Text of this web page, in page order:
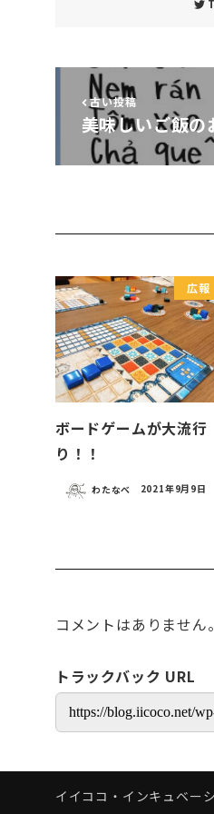
古い投稿
美味しいご飯の
広報
ボードゲームが大流行
り！！
わたなべ 2021年9月9日
コメントはありません。
トラックバック URL
イイココ・インキュベー